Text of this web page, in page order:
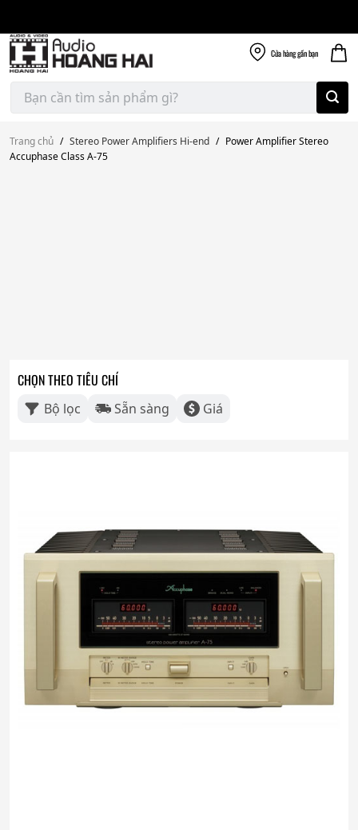
content
Cửa hànggần bạn
Tìm
kiếm:
Trang chủ / Stereo Power Amplifiers Hi-end / Power Amplifier Stereo
Accuphase Class A-75
CHỌN THEO TIÊU CHÍ
Bộ lọc Sẵn sàng Giá